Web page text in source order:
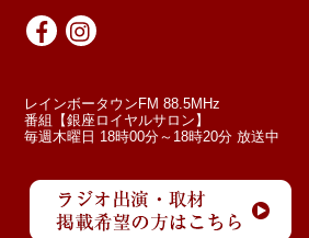
レインボータウンFM 88.5MHz
番組【銀座ロイヤルサロン】
毎週木曜日 18時00分～18時20分 放送中